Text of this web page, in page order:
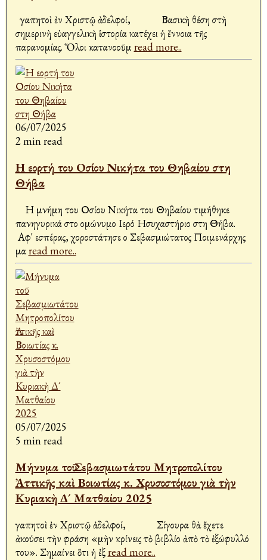
Ἀγαπητοὶ ἐν Χριστῷ ἀδελφοί, Βασικὴ θέση στὴ
σημερινὴ εὐαγγελικὴ ἱστορία κατέχει ἡ ἔννοια τῆς
παρανομίας. Ὅλοι κατανοοῦμ read more..
06/07/2025
2 min read
Η εορτή του Οσίου Νικήτα του Θηβαίου στη
Θήβα
Η μνήμη του Οσίου Νικήτα του Θηβαίου τιμήθηκε
πανηγυρικά στο ομώνυμο Ιερό Ησυχαστήριο στη Θήβα.
Αφ' εσπέρας, χοροστάτησε ο Σεβασμιώτατος Ποιμενάρχης
μαread more..
05/07/2025
5 min read
Μήνυμα τοῦ Σεβασμιωτάτου Μητροπολίτου
Ἀττικῆς καὶ Βοιωτίας κ. Χρυσοστόμου γιὰ τὴν
Κυριακὴ Δ´ Ματθαίου 2025
Ἀγαπητοὶ ἐν Χριστῷ ἀδελφοί, Σίγουρα θὰ ἔχετε
ἀκούσει τὴν φράση «μὴν κρίνεις τὸ βιβλίο ἀπὸ τὸ ἐξώφυλλό
του». Σημαίνει ὅτι ἡ ἐξread more..